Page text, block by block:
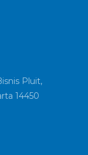
Pluit,
14450